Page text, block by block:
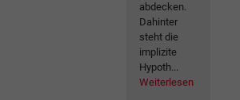
abdecken.
Dahinter
steht die
implizite
Hypoth...
Weiterlesen